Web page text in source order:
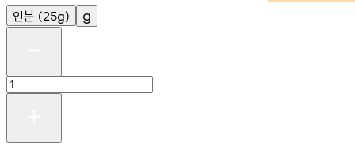
인분 (25g) g